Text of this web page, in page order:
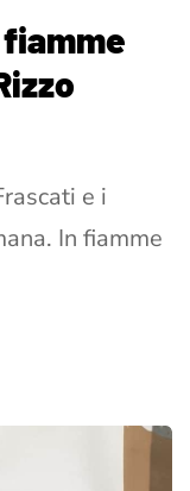
e i
In fiamme